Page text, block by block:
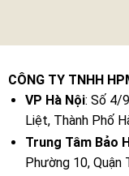
CÔNG TY TNHH
VP Hà Nội: Số 4/
Liệt, Thành Phố
Trung Tâm Bảo
Phường 10, Quận